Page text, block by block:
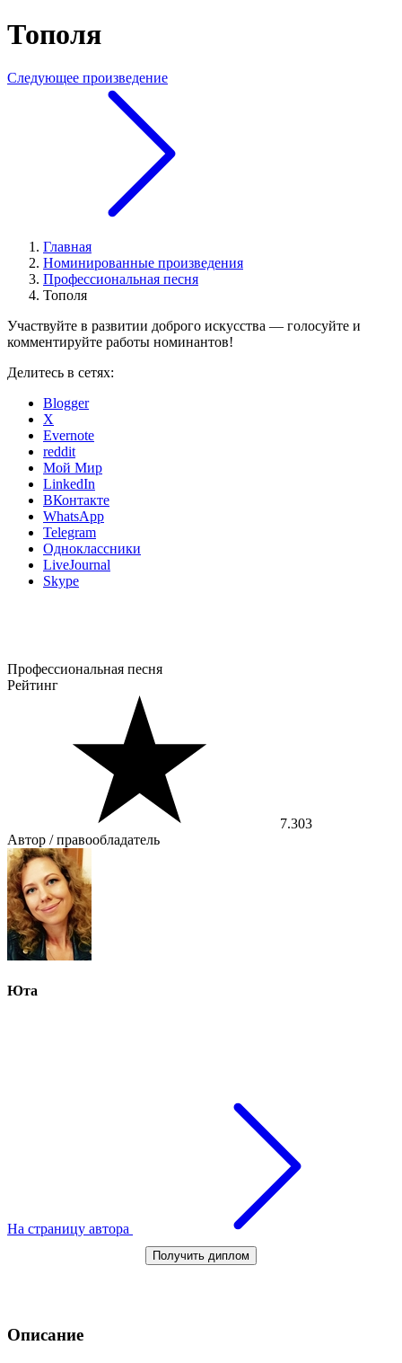
Тополя
Следующее произведение
Главная
Номинированные произведения
Профессиональная песня
Тополя
Участвуйте в развитии доброго искусства — голосуйте и
комментируйте работы номинантов!
Делитесь в сетях:
Blogger
X
Evernote
reddit
Мой Мир
LinkedIn
ВКонтакте
WhatsApp
Telegram
Одноклассники
LiveJournal
Skype
Профессиональная песня
Рейтинг
7.303
Автор / правообладатель
Юта
На страницу автора
Получить диплом
Описание